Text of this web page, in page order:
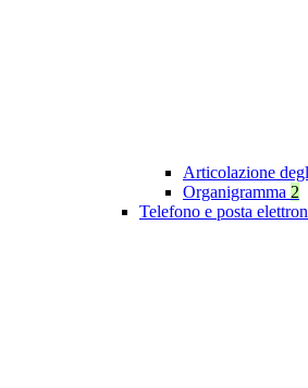
Articolazione
Organigramma 2
Telefono e posta